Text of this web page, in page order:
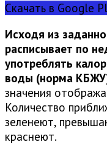
Скачать в Google
Исходя из
расписывает по
употреблять
воды (норма
значения
Количество
зеленеют,
краснеют.